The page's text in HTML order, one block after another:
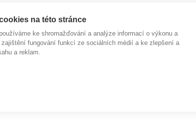
na této stránce
ke shromažďování a analýze informací o výkonu a
zajištění fungování funkcí ze sociálních médií a ke zlepšení a
a reklam.